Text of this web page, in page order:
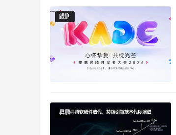
随着低空开放政策的不断推进，低
鲲鹏
鲲鹏
昇腾